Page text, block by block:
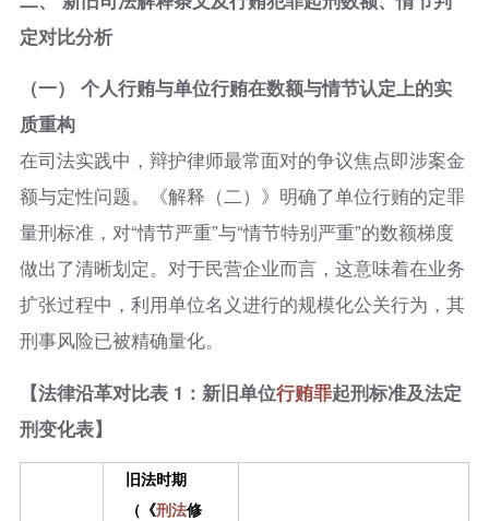
定对比分析
（一） 个人行贿与单位行贿在数额与情节认定上的实
质重构
在司法实践中，辩护律师最常面对的争议焦点即涉案金
额与定性问题。《解释（二）》明确了单位行贿的定罪
量刑标准，对“情节严重”与“情节特别严重”的数额梯度
做出了清晰划定。对于民营企业而言，这意味着在业务
扩张过程中，利用单位名义进行的规模化公关行为，其
刑事风险已被精确量化。
【法律沿革对比表 1：新旧单位行贿罪起刑标准及法定
刑变化表】
旧法时期
（《刑法修